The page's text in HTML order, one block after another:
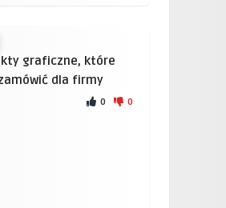
graficzne, które
dla firmy
0 0